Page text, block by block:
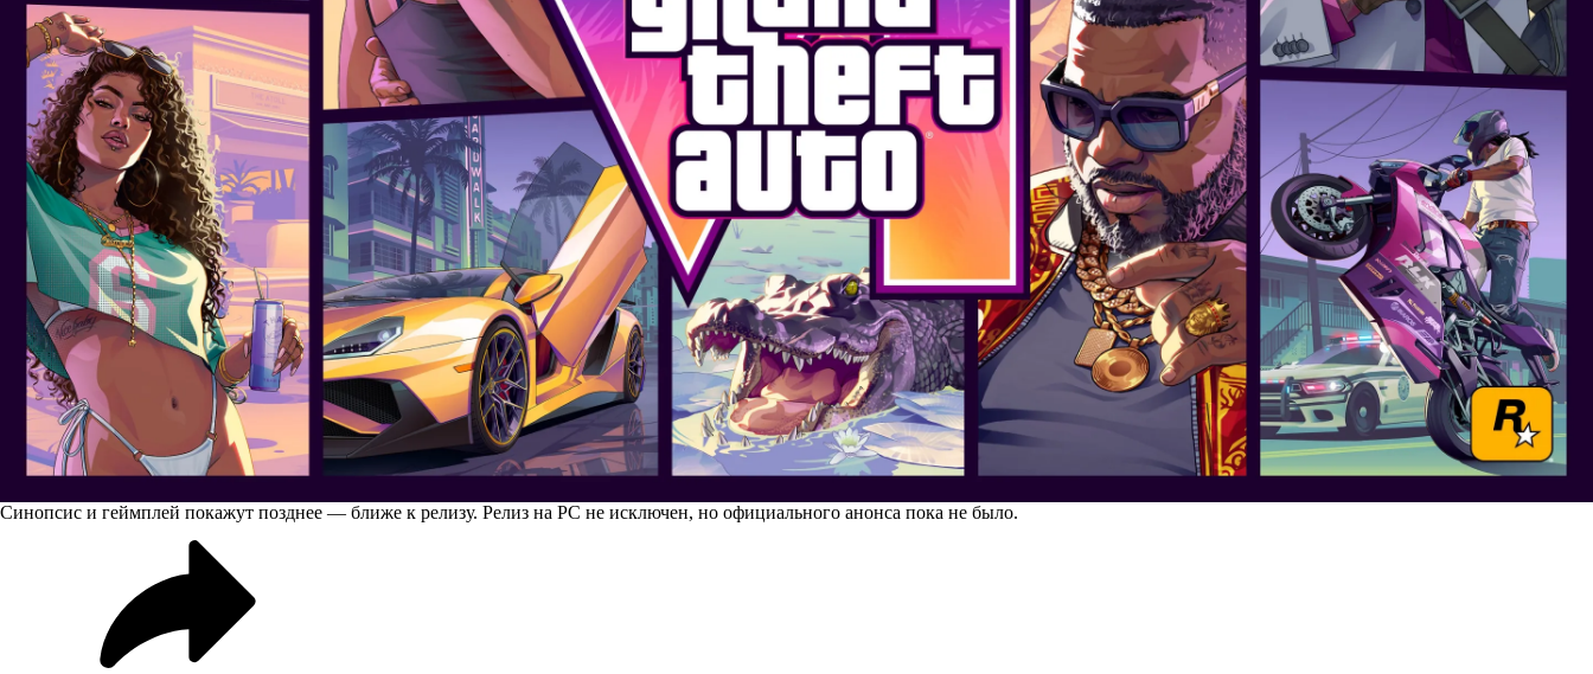
Синопсис и геймплей покажут позднее — ближе к релизу. Релиз на PC не исключен, но официального анонса пока не было.